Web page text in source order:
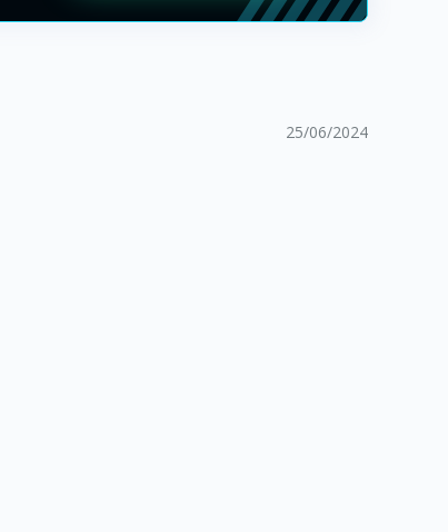
25/06/2024